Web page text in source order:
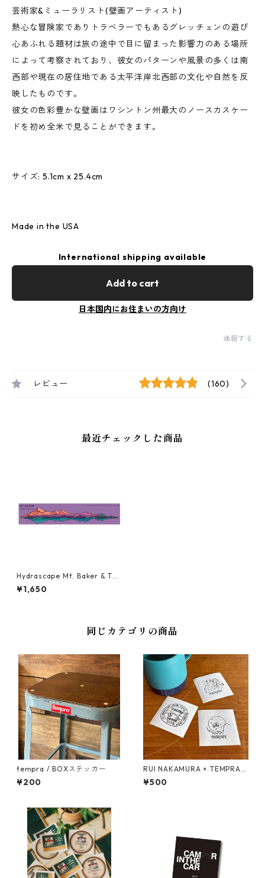
芸術家&ミューラリスト(壁画アーティスト)
熱心な冒険家でありトラベラーでもあるグレッチェンの遊び
心あふれる題材は旅の途中で目に留まった影響力のある場所
によって考察されており、彼女のパターンや風景の多くは南
西部や現在の居住地である太平洋岸北西部の文化や自然を反
映したものです。
彼女の色彩豊かな壁画はワシントン州最大のノースカスケー
ドを初め全米で見ることができます。
サイズ: 5.1cm x 25.4cm
Made in the USA
International shipping available
Add to cart
日本国内にお住まいの方向け
通報する
レビュー (160)
最近チェックした商品
Hydrascape Mt. Baker & Twi
n Sisters Miniscape Sticker
ハイドラスケープ ステッカ
¥1,650
同じカテゴリの商品
tempra / BOXステッカー
¥200
RUI NAKAMURA × TEMPRA
ロゴ ステッカーSET
¥500